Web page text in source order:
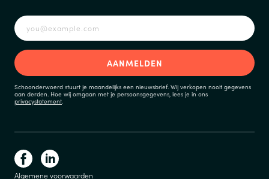
Schoonderwoerd stuurt je maandelijks een nieuwsbrief. Wij verkopen nooit gegevens
aan derden. Hoe wij omgaan met je persoonsgegevens, lees je in ons
privacystatement
Algemene voorwaarden